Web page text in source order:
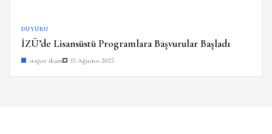
DUYURU
İZÜ’de Lisansüstü Programlara Başvurular Başladı
stajyer ikam 15 Ağustos 2025